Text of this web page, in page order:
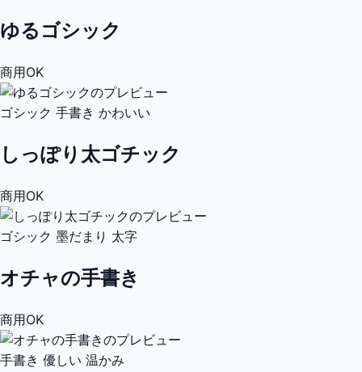
ゆるゴシック
商用OK
ゴシック 手書き かわいい
しっぽり太ゴチック
商用OK
ゴシック 墨だまり 太字
オチャの手書き
商用OK
手書き 優しい 温かみ